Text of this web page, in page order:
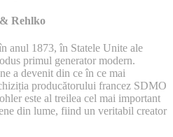
Rehlko
anul 1873, în Statele Unite ale
primul generator modern.
a devenit din ce în ce mai
producătorului francez SDMO
este al treilea cel mai important
din lume, fiind un veritabil creator